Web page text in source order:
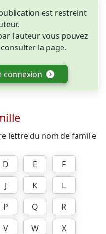
est restreint
l'auteur vous pouvez
la page.
connexion
lettre du nom de famille
D E
F
J K
L
P Q
R
V W
X